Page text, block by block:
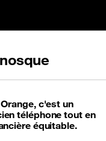
c'est un
téléphone tout en
équitable.